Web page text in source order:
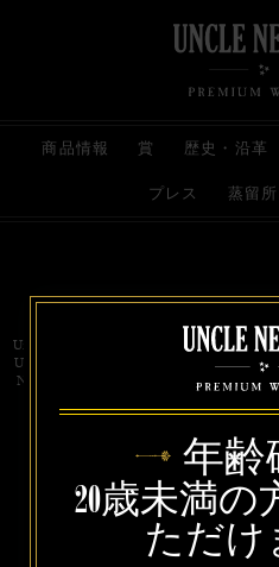
商品情報 賞 歴史・沿革
プレス 蒸留所
お問い合わせ 代理店 規
Uncle Nearest Premium Whiskey is wholly and
UNCLE NEAREST, THE BEST WHISKEY
NATHAN GREEN, NEAREST GREEN, and
年齢
20歳未満の
ただけ